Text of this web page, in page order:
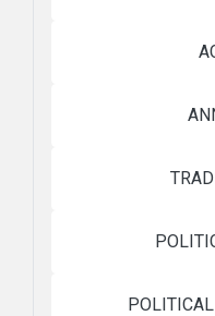
POLITICAL